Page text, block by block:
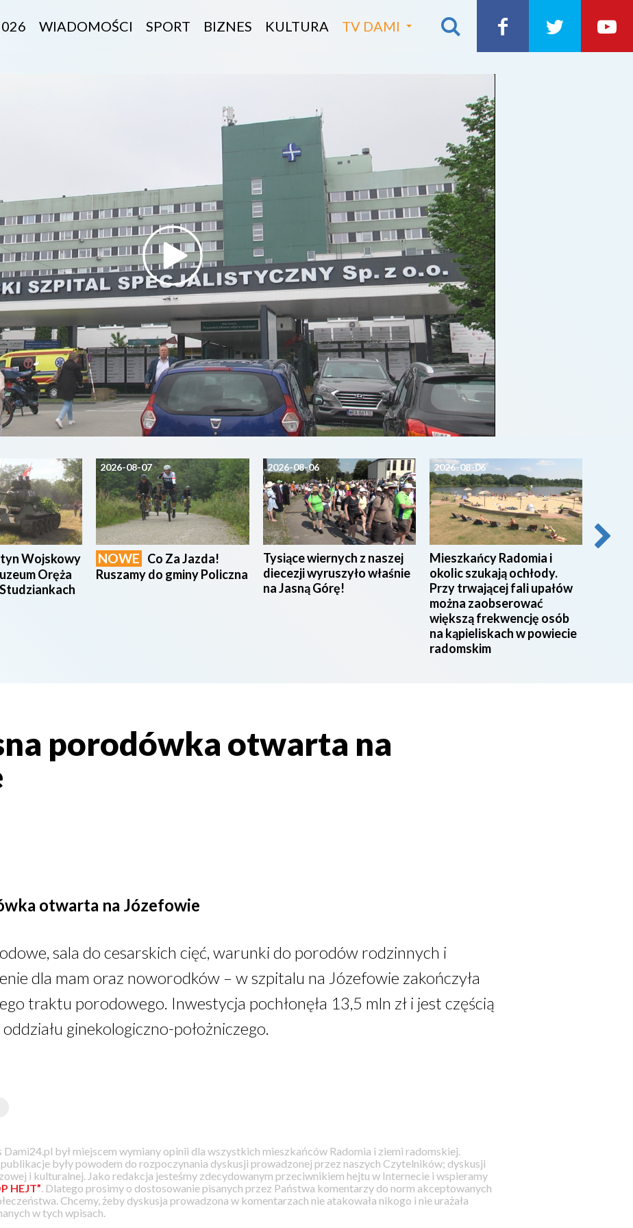
WIADOMOŚCI SPORT BIZNES KULTURA TV DAMI
Wojskowy
Oręża
2026-08-07
NOWE Co Za Jazda!
Ruszamy do gminy Policzna
2026-08-06
Tysiące wiernych z naszej
diecezji wyruszyło właśnie
na Jasną Górę!
2026-08-06
Mieszkańcy Radomia i
okolic szukają ochłody.
Przy trwającej fali upałów
można zaobserować
większą frekwencję osób
na kąpieliskach w powiecie
radomskim
porodówka otwarta na
otwarta na Józefowie
sala do cesarskich cięć, warunki do porodów rodzinnych i
dla mam oraz noworodków – w szpitalu na Józefowie zakończyła
traktu porodowego. Inwestycja pochłonęła 13,5 mln zł i jest częścią
ginekologiczno-położniczego.
Dami24.pl był miejscem wymiany opinii dla wszystkich mieszkańców Radomia i ziemi radomskiej.
publikacje były powodem do rozpoczynania dyskusji prowadzonej przez naszych Czytelników; dyskusji
i kulturalnej. Jako redakcja jesteśmy zdecydowanym przeciwnikiem hejtu w Internecie i wspieramy
HEJT” . Dlatego prosimy o dostosowanie pisanych przez Państwa komentarzy do norm akceptowanych
Chcemy, żeby dyskusja prowadzona w komentarzach nie atakowała nikogo i nie urażała
w tych wpisach.